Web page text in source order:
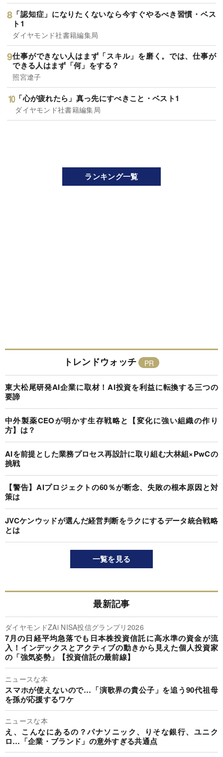
「認知症」になりたくないなら今すぐやるべき習慣・ベス
ト1
ダイヤモンド社書籍編集局
仕事ができない人はまず「スキル」を磨く。では、仕事が
できる人はまず「何」をする？
照宮遼子
「心が疲れたら」真っ先にすべきこと・ベスト1
ダイヤモンド社書籍編集局
ランキング一覧
トレンドウォッチ
東大松尾研発AI企業に取材！AI投資を利益に転換する三つの
要諦
中外製薬CEOが明かす生存戦略と【変化に強い組織の作り
方】は？
AIを前提とした業務プロセス再設計に取り組む大林組×PwCの
挑戦
【警告】AIプロジェクトの60％が断念、失敗の根本原因と対
策は
JVCケンウッドが選んだ経営判断をラクにするデータ統合戦略
とは
一覧を見る
最新記事
ダイヤモンドZAi NISA投信グランプリ2026
7月の日経平均急落でも日本株投資信託に高水準の資金が流
入！インデックスとアクティブの動きから見えた個人投資家
の「強気姿勢」【投資信託の最前線】
ニュースな本
スマホが使えないので…「演歌界の貴公子」を追う90代祖母
を孫が応援するワケ
ニュースな本
え、こんなにあるの？パナソニック、りそな銀行、ユニク
ロ…「企業・ブランド」の意外すぎる共通点